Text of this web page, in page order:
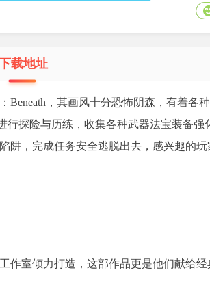
载地址
，其画风十分恐怖阴森，有着各
行探险与历练，收集各种武器法宝装备强
阱，完成任务安全逃脱出去，感兴趣的
作室倾力打造，这部作品更是他们献给